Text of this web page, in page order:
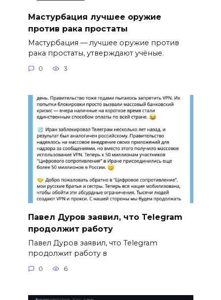
Мастурбация лучшее оружие
против рака простаты
Мастурбация — лучшее оружие против
рака простаты, утверждают учёные.
0 3
Павел Дуров заявил, что Telegram
продолжит работу
Павел Дуров заявил, что Telegram
продолжит работу в
0 6